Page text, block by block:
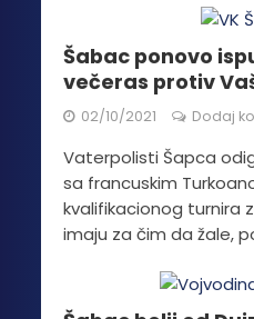
Šabac ponovo
večeras protiv
02/10/2021 Dodaj
Vaterpolisti Šapca
sa francuskim
kvalifikacionog turnira
imaju za čim da žale,